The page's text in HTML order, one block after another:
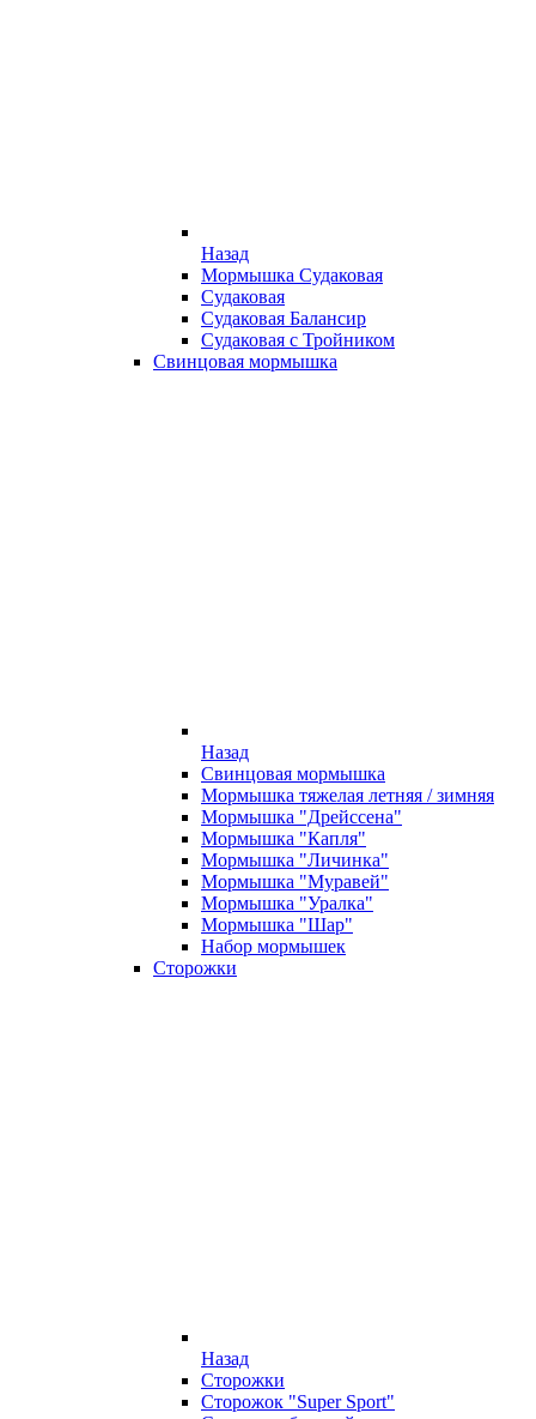
Назад
Мормышка Судаковая
Судаковая
Судаковая Балансир
Судаковая с Тройником
Свинцовая мормышка
Назад
Свинцовая мормышка
Мормышка тяжелая летняя / зимняя
Мормышка "Дрейссена"
Мормышка "Капля"
Мормышка "Личинка"
Мормышка "Муравей"
Мормышка "Уралка"
Мормышка "Шар"
Набор мормышек
Сторожки
Назад
Сторожки
Сторожок "Super Sport"